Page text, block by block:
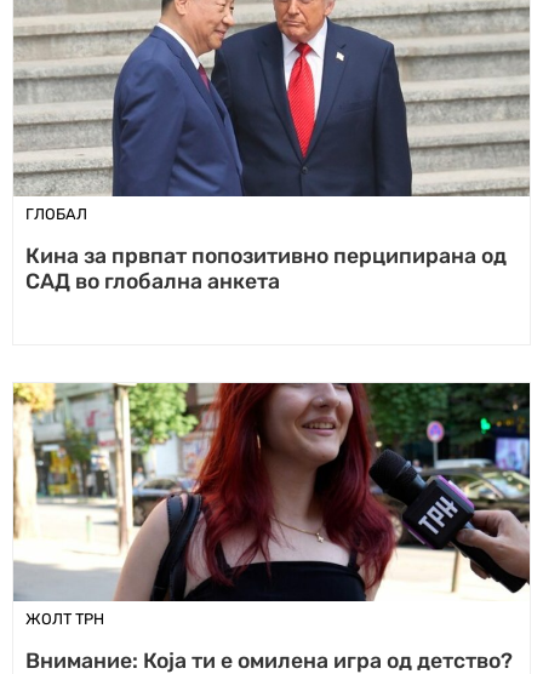
ГЛОБАЛ
Кина за првпат попозитивно перципирана од
САД во глобална анкета
ЖОЛТ ТРН
Внимание: Која ти е омилена игра од детство?